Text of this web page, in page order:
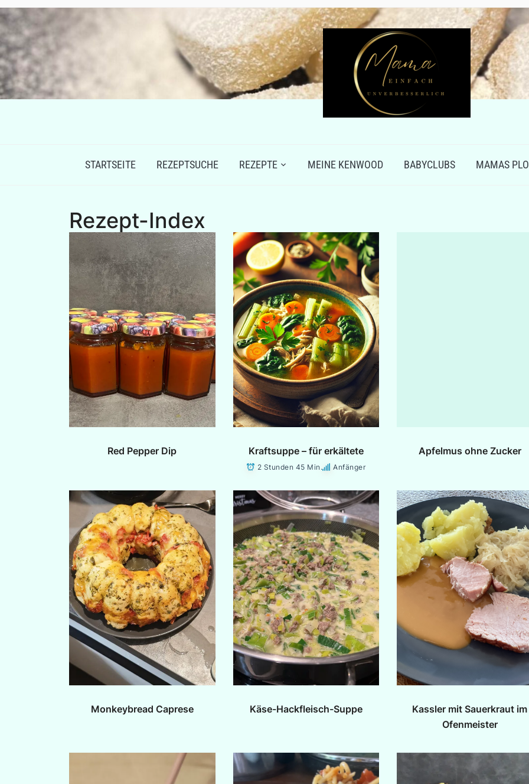
STARTSEITE REZEPTSUCHE REZEPTE MEINE KENWOOD BABYCLUBS MAMAS
Rezept-Index
Red Pepper Dip Kraftsuppe – für erkältete
2 Stunden 45 Min. Anfänger
Apfelmus ohne Zucker
Monkeybread Caprese Käse-Hackfleisch-Suppe
Kassler mit Sauerkraut im
Ofenmeister